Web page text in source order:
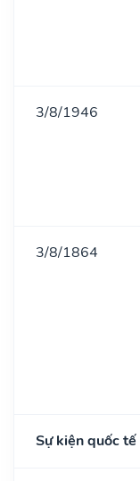
3/8/1946
3/8/1864
Sự kiện quốc tế